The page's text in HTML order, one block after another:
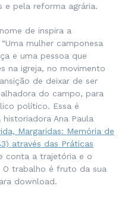
e pela reforma agrária.
de inspira a
mulher camponesa
e uma pessoa que
na igreja, no movimento
de deixar de ser
do campo, para
político. Essa é
historiadora Ana Paula
Margaridas: Memória de
através das Práticas
conta a trajetória e o
O trabalho é fruto da sua
download.